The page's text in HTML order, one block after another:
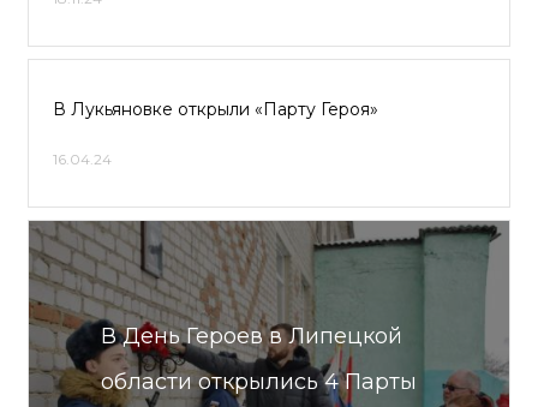
В Лукьяновке открыли «Парту Героя»
16.04.24
В День Героев в Липецкой
области открылись 4 Парты